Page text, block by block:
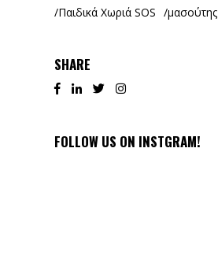
Παιδικά Χωριά SOS
μασούτης
SHARE
FOLLOW US ON INSTGRAM!